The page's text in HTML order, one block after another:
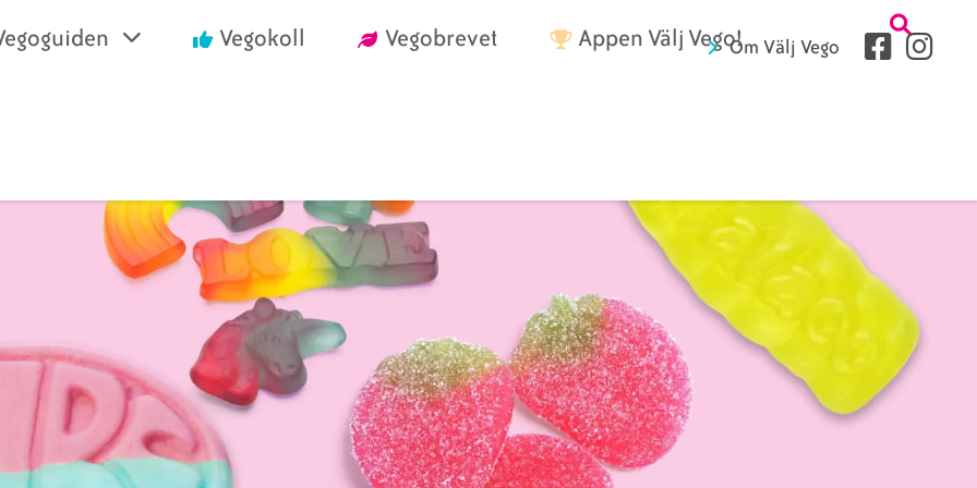
Vegokoll Vegobrevet Appen Välj Vego!Sociala
Om Välj Vego
recept Vegansk mat i airfryer
vego Handla vego
konsumentlistor Vanliga frågor
certifieringar